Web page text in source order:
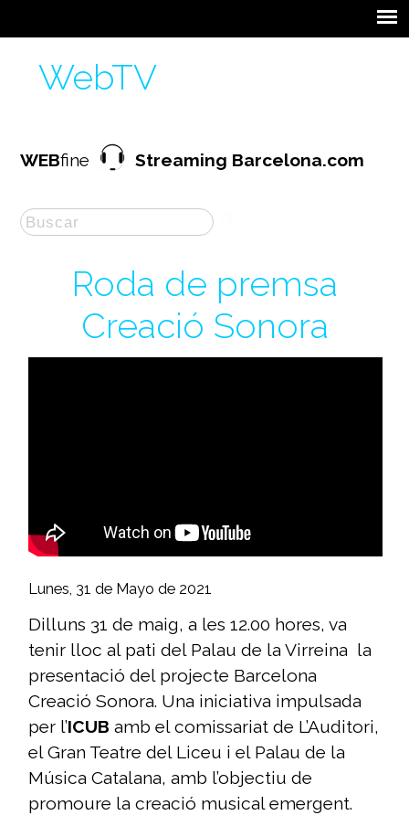
WebTV
WEBfineStreaming Barcelona.com
Roda de premsa
Creació Sonora
Lunes, 31 de Mayo de 2021
Dilluns 31 de maig, a les 12.00 hores, va
tenir lloc al pati del Palau de la Virreina la
presentació del projecte Barcelona
Creació Sonora. Una iniciativa impulsada
per l’ICUB amb el comissariat de L’Auditori,
el Gran Teatre del Liceu i el Palau de la
Música Catalana, amb l’objectiu de
promoure la creació musical emergent.